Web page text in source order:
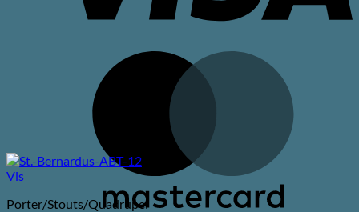
Vis
Porter/Stouts/Quadrupel